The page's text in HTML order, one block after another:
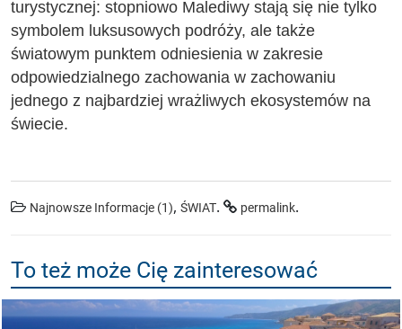
turystycznej: stopniowo Malediwy stają się nie tylko
symbolem luksusowych podróży, ale także
światowym punktem odniesienia w zakresie
odpowiedzialnego zachowania w zachowaniu
jednego z najbardziej wrażliwych ekosystemów na
świecie.
Najnowsze Informacje (1), ŚWIAT. permalink.
To też może Cię zainteresować